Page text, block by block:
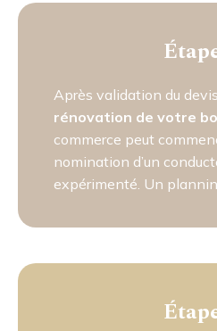
Après validation du
rénovation de votre
commerce peut
nomination d’un
expérimenté. Un